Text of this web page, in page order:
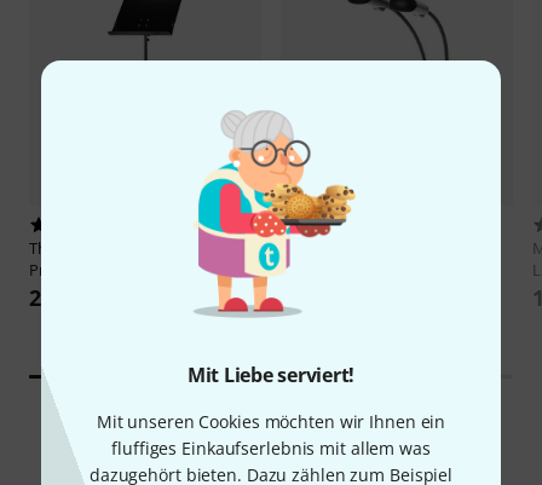
Mit Liebe serviert!
Mit unseren Cookies möchten wir Ihnen ein
fluffiges Einkaufserlebnis mit allem was
dazugehört bieten. Dazu zählen zum Beispiel
Thomann
Premium
24,90 €
FlexLight
12,90 €